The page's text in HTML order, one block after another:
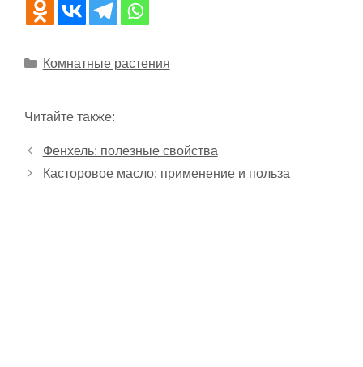
Рубрики
Комнатные растения
Читайте также:
Фенхель: полезные свойства
Касторовое масло: применение и польза